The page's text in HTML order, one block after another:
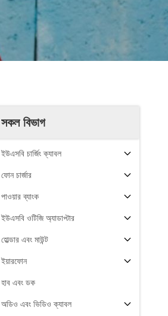
সকল বিভাগ
ইউএসবি চার্জিং ক্যাবল
ফোন চার্জার
পাওয়ার ব্যাংক
ইউএসবি ওটিজি অ্যাডাপ্টার
হোল্ডার এবং মাউন্ট
ইয়ারফোন
হাব এবং ডক
অডিও এবং ভিডিও ক্যাবল